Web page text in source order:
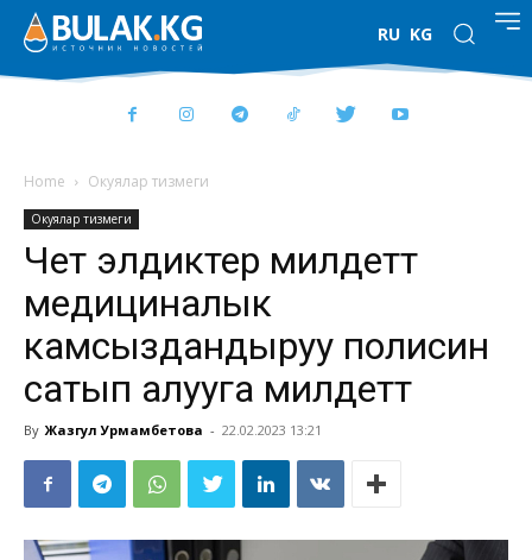
RU KG
Home Окуялар тизмеги
Окуялар тизмеги
Чет элдиктер милдеттүү
медициналык
камсыздандыруу полисин
сатып алууга милдеттүү
By Жазгул Урмамбетова - 22.02.2023 13:21